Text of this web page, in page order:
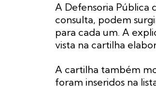
A Defensoria Pública
consulta, podem
para cada um. A
vista na cartilha
A cartilha também
foram inseridos na